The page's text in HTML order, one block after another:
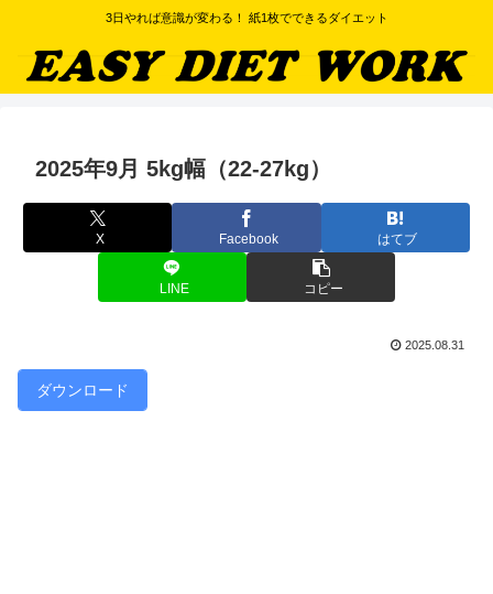
3日やれば意識が変わる！ 紙1枚でできるダイエット
2025年9月 5kg幅（22-27kg）
X Facebook はてブ
LINE コピー
2025.08.31
ダウンロード